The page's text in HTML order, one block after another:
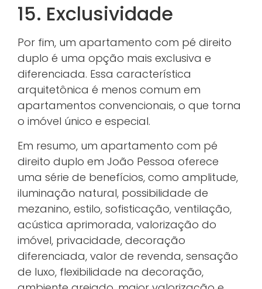
15. Exclusividade
Por fim, um apartamento com pé direito
duplo é uma opção mais exclusiva e
diferenciada. Essa característica
arquitetônica é menos comum em
apartamentos convencionais, o que torna
o imóvel único e especial.
Em resumo, um apartamento com pé
direito duplo em João Pessoa oferece
uma série de benefícios, como amplitude,
iluminação natural, possibilidade de
mezanino, estilo, sofisticação, ventilação,
acústica aprimorada, valorização do
imóvel, privacidade, decoração
diferenciada, valor de revenda, sensação
de luxo, flexibilidade na decoração,